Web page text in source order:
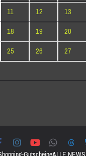
11 12 13
18 19 20
25 26 27